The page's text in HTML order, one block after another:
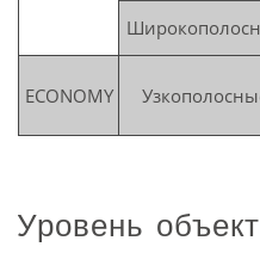
ECONOMY
Уровень